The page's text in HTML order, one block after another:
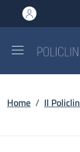
al contenuto
to footer content
Briciole
Home / Il